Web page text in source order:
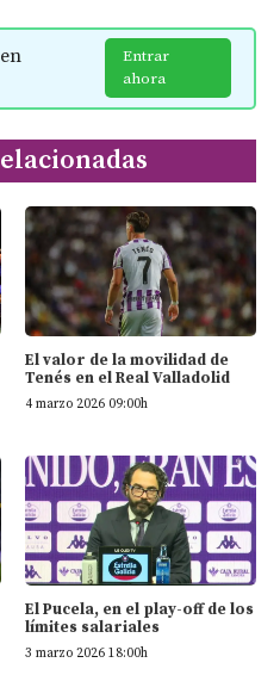
Entrar
ahora
El valor de la movilidad de
Tenés en el Real Valladolid
4 marzo 2026 09:00h
El Pucela, en el play-off de los
límites salariales
3 marzo 2026 18:00h